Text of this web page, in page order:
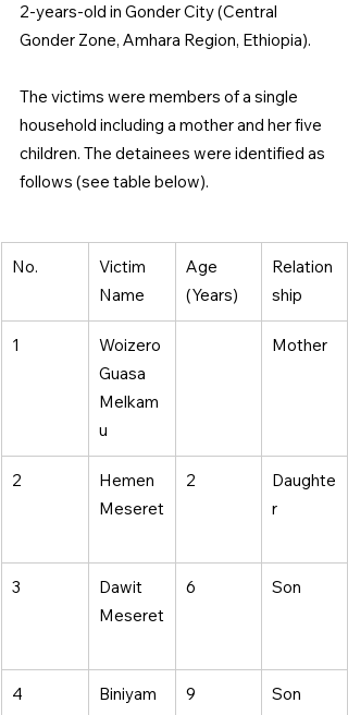
2-years-old in Gonder City (Central
Gonder Zone, Amhara Region, Ethiopia).
The victims were members of a single
household including a mother and her five
children. The detainees were identified as
follows (see table below).
No.
Victim
Name
Age
(Years)
Relation
ship
1
Woizero
Guasa
Melkam
u
Mother
2
Hemen
Meseret
2
Daughte
r
3
Dawit
Meseret
6 Son
4
Biniyam
9 Son